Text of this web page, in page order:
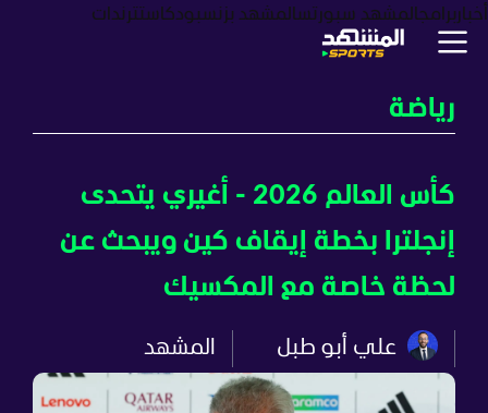
أخبار برامجالمشهد سبورتسالمشهد بزنسبودكاستترندات
رياضة
كأس العالم 2026 - أغيري يتحدى
إنجلترا بخطة إيقاف كين ويبحث عن
لحظة خاصة مع المكسيك
علي أبو طبل المشهد